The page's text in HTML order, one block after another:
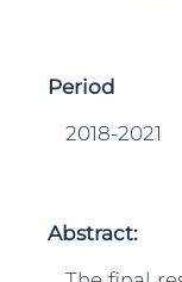
Period
2018-2021
Abstract: